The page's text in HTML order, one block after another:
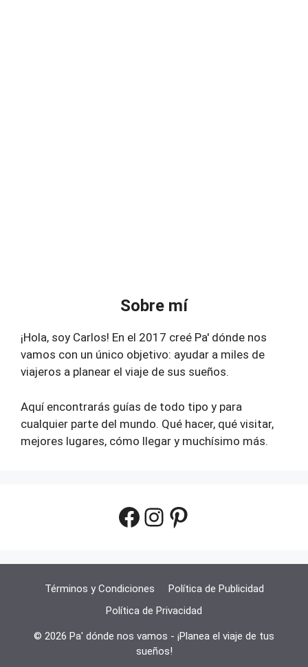
Sobre mí
¡Hola, soy Carlos! En el 2017 creé Pa' dónde nos
vamos con un único objetivo: ayudar a miles de
viajeros a planear el viaje de sus sueños.
Aquí encontrarás guías de todo tipo y para
cualquier parte del mundo. Qué hacer, qué visitar,
mejores lugares, cómo llegar y muchísimo más.
Facebook
Instagram
Pinterest
Términos y Condiciones
Política de Publicidad
Política de Privacidad
© 2026 Pa' dónde nos vamos - ¡Planea el viaje de tus
sueños!